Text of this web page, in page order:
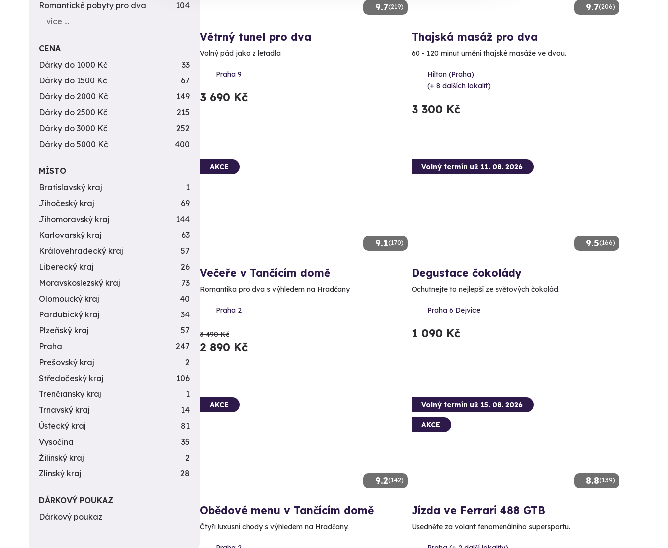
9.7(219)
Větrný tunel pro dva
Volný pád jako z letadla
Praha 9
3 690 Kč
9.7(206)
Thajská masáž pro dva
60 - 120 minut umění thajské masáže ve dvou.
Hilton (Praha)
(+ 8 dalších lokalit)
3 300 Kč
9.1(170)
AKCE
Večeře v Tančícím domě
Romantika pro dva s výhledem na Hradčany
Praha 2
3 490 Kč
2 890 Kč
9.5(166)
Volný termín už 11. 08. 2026
Degustace čokolády
Ochutnejte to nejlepší ze světových čokolád.
Praha 6 Dejvice
1 090 Kč
9.2(142)
AKCE
Obědové menu v Tančícím domě
Čtyři luxusní chody s výhledem na Hradčany.
8.8(139)
Volný termín už 15. 08. 2026
AKCE
Jízda ve Ferrari 488 GTB
Usedněte za volant fenomenálního supersportu.
Romantické pobyty pro dva
104
více …
CENA
Dárky do 1000 Kč
33
Dárky do 1500 Kč
67
Dárky do 2000 Kč
149
Dárky do 2500 Kč
215
Dárky do 3000 Kč
252
Dárky do 5000 Kč
400
MÍSTO
Bratislavský kraj
1
Jihočeský kraj
69
Jihomoravský kraj
144
Karlovarský kraj
63
Královehradecký kraj
57
Liberecký kraj
26
Moravskoslezský kraj
73
Olomoucký kraj
40
Pardubický kraj
34
Plzeňský kraj
57
Praha
247
Prešovský kraj
2
Středočeský kraj
106
Trenčianský kraj
1
Trnavský kraj
14
Ústecký kraj
81
Vysočina
35
Žilinský kraj
2
Zlínský kraj
28
DÁRKOVÝ POUKAZ
Dárkový poukaz